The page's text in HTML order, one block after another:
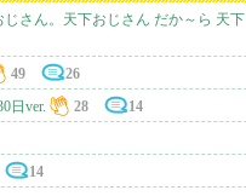
さん。天下おじさん だか～ら 天下
49 26
日ver. 28 14
14